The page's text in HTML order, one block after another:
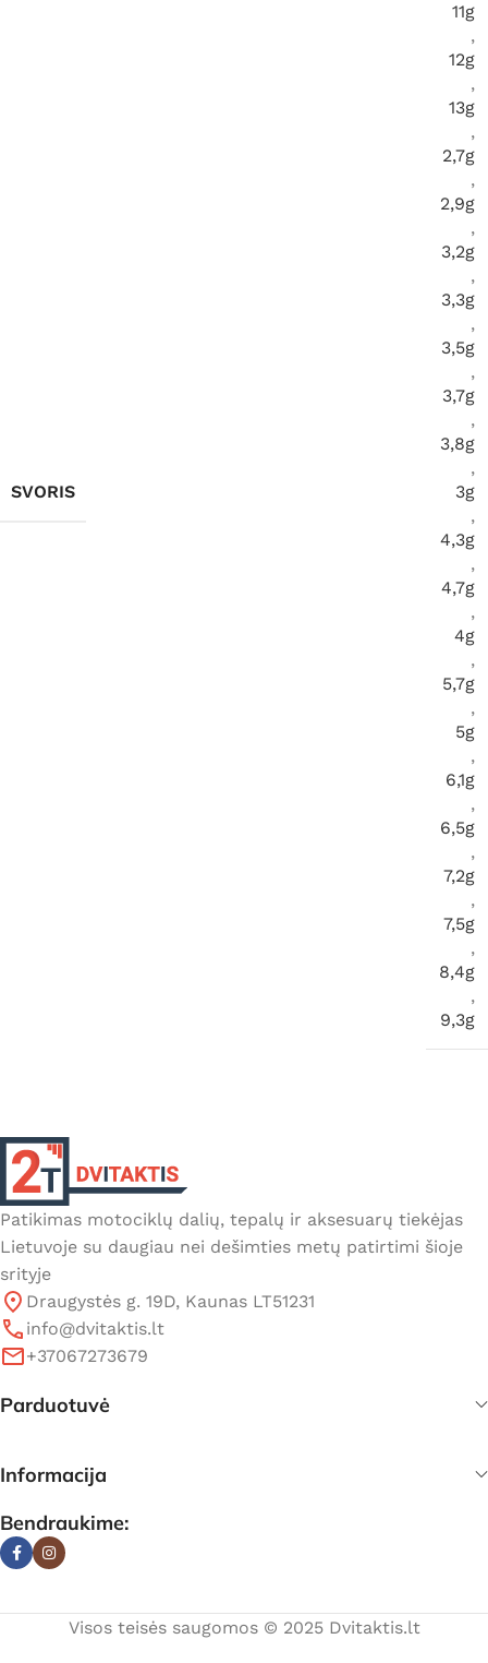
SVORIS
11g
,
12g
,
13g
,
2,7g
,
2,9g
,
3,2g
,
3,3g
,
3,5g
,
3,7g
,
3,8g
,
3g
,
4,3g
,
4,7g
,
4g
,
5,7g
,
5g
,
6,1g
,
6,5g
,
7,2g
,
7,5g
,
8,4g
,
9,3g
Patikimas motociklų dalių, tepalų ir aksesuarų tiekėjas
Lietuvoje su daugiau nei dešimties metų patirtimi šioje
srityje
Draugystės g. 19D, Kaunas LT51231
info@dvitaktis.lt
+37067273679
Parduotuvė
Informacija
Bendraukime:
Visos teisės saugomos © 2025 Dvitaktis.lt